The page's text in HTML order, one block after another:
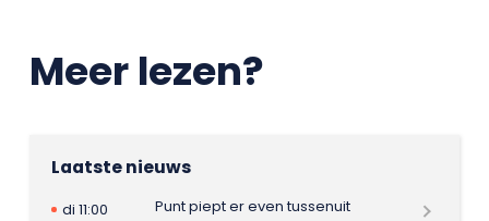
Meer lezen?
Laatste nieuws
di 11:00
Punt piept er even tussenuit